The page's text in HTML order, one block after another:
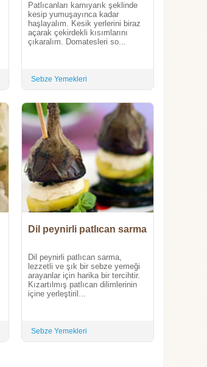
Patlıcanları karnıyarık şeklinde
kesip yumuşayınca kadar
haşlayalım. Kesik yerlerini biraz
açarak çekirdekli kısımlarını
çıkaralım. Domatesleri so...
Sebze Yemekleri
Dil peynirli patlıcan sarma
Dil peynirli patlıcan sarma,
lezzetli ve şık bir sebze yemeği
arayanlar için harika bir tercihtir.
Kızartılmış patlıcan dilimlerinin
içine yerleştiril...
Sebze Yemekleri